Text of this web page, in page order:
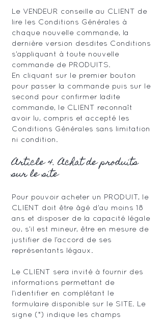
Le VENDEUR conseille au CLIENT de
lire les Conditions Générales à
chaque nouvelle commande, la
dernière version desdites Conditions
s’appliquant à toute nouvelle
commande de PRODUITS.
En cliquant sur le premier bouton
pour passer la commande puis sur le
second pour confirmer ladite
commande, le CLIENT reconnaît
avoir lu, compris et accepté les
Conditions Générales sans limitation
ni condition.
Article 4. Achat de produits
sur le site
Pour pouvoir acheter un PRODUIT, le
CLIENT doit être âgé d’au moins 18
ans et disposer de la capacité légale
ou, s’il est mineur, être en mesure de
justifier de l’accord de ses
représentants légaux.
Le CLIENT sera invité à fournir des
informations permettant de
l’identifier en complétant le
formulaire disponible sur le SITE. Le
signe (*) indique les champs